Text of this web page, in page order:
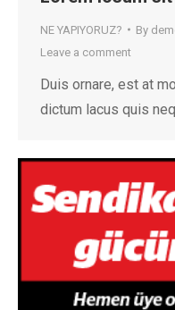
NE YAPIYORUZ? By
Leave a comment
Duis ornare, est at
dictum lacus quis